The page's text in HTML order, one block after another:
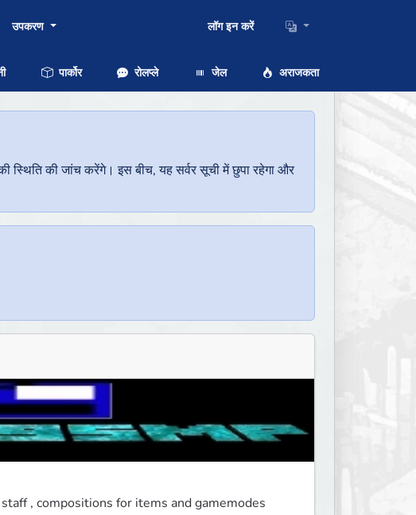
उपकरण लॉग इन करें
पार्कोर रोलप्ले जेल अराजकता
की जांच करेंगे। इस बीच, यह सर्वर सूची में छुपा रहेगा और
, compositions for items and gamemodes